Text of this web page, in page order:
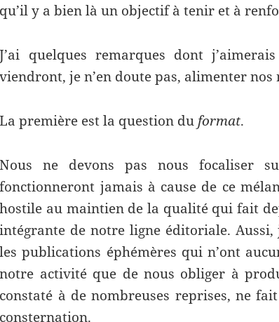
qu’il y a bien là un objectif à tenir et à
J’ai quelques remarques dont
viendront, je n’en doute pas, alimenter nos
La première est la question du format.
Nous ne devons pas nous focaliser
fonctionneront jamais à cause de ce
hostile au maintien de la qualité qui fait
intégrante de notre ligne éditoriale. Aussi,
les publications éphémères qui n’ont
notre activité que de nous obliger à
constaté à de nombreuses reprises, ne
consternation.